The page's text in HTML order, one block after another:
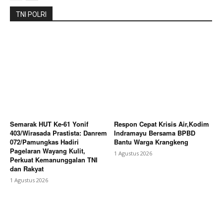
TNI POLRI
Semarak HUT Ke-61 Yonif
403/Wirasada Prastista: Danrem
072/Pamungkas Hadiri
Pagelaran Wayang Kulit,
Perkuat Kemanunggalan TNI
dan Rakyat
1 Agustus 2026
Respon Cepat Krisis Air,Kodim
Indramayu Bersama BPBD
Bantu Warga Krangkeng
1 Agustus 2026